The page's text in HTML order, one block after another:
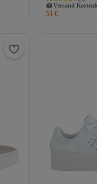
Versand
Gratis Versand
51 €